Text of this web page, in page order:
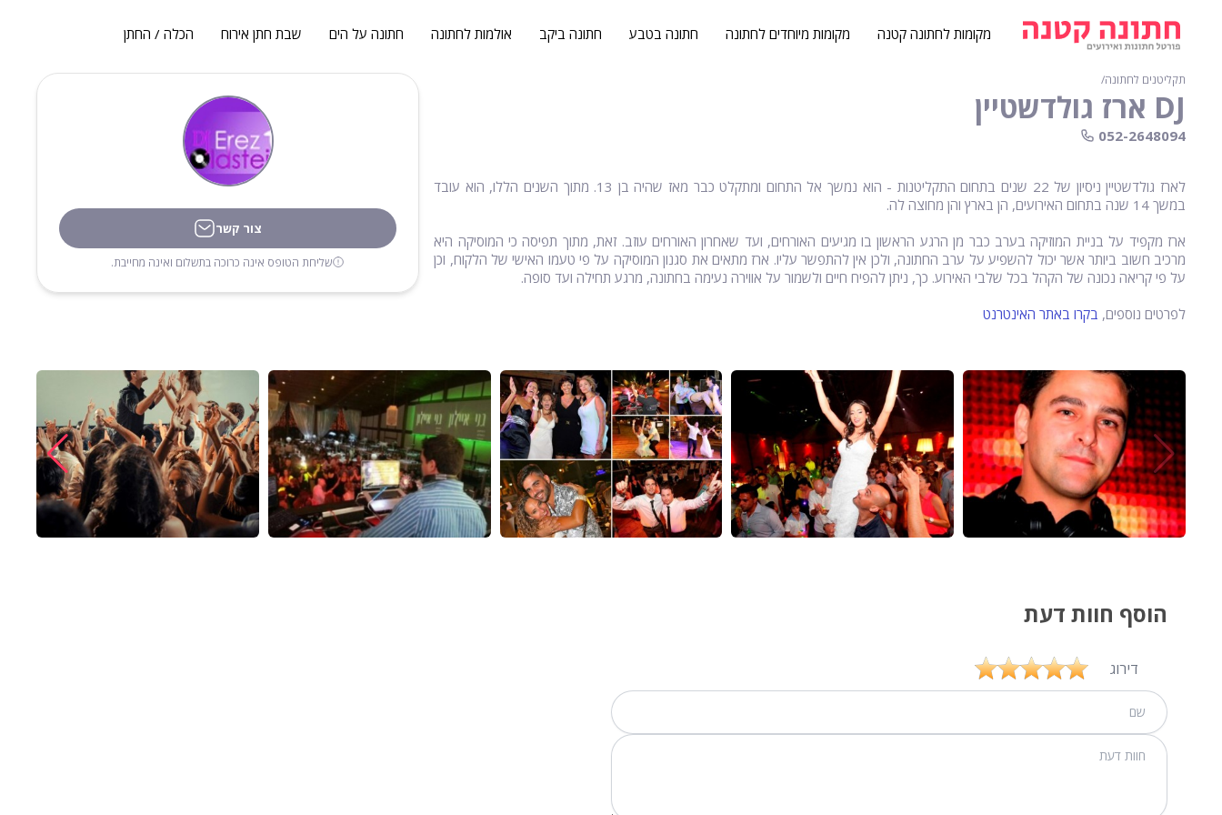
מקומות לחתונה קטנה מקומות מיוחדים לחתונה חתונה בטבע חתונה ביקב אולמות לחתונה חתונה על הים שבת חתן אירוח הכלה / החתן
צור קשר
שליחת הטופס אינה כרוכה בתשלום ואינה מחייבת.
תקליטנים לחתונה∕
DJ ארז גולדשטיין
052-2648094
לארז גולדשטיין ניסיון של 22 שנים בתחום התקליטנות - הוא נמשך אל התחום ומתקלט כבר מאז שהיה בן 13. מתוך השנים הללו, הוא עובד
במשך 14 שנה בתחום האירועים, הן בארץ והן מחוצה לה.
ארז מקפיד על בניית המוזיקה בערב כבר מן הרגע הראשון בו מגיעים האורחים, ועד שאחרון האורחים עוזב. זאת, מתוך תפיסה כי המוסיקה היא
מרכיב חשוב ביותר אשר יכול להשפיע על ערב החתונה, ולכן אין להתפשר עליו. ארז מתאים את סגנון המוסיקה על פי טעמו האישי של הלקוח, וכן
על פי קריאה נכונה של הקהל בכל שלבי האירוע. כך, ניתן להפיח חיים ולשמור על אווירה נעימה בחתונה, מרגע תחילה ועד סופה.
לפרטים נוספים, בקרו באתר האינטרנט
הוסף חוות דעת
דירוג